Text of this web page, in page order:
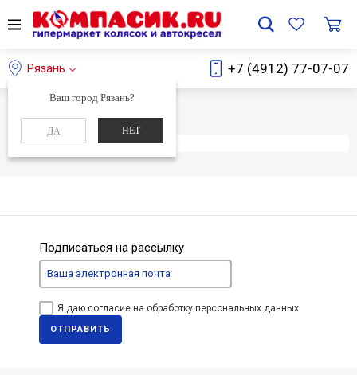
Рязань
Ваш город Рязань?
ДА НЕТ
+7 (4912) 77-07-07
Главная Каталог
Элемент не найден
Подписаться на рассылку
Я даю согласие на обработку персональных данных
ОТПРАВИТЬ